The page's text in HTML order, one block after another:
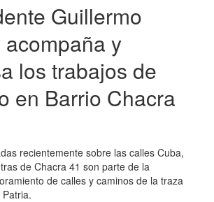
Guillermo
y
los trabajos de
en Barrio Chacra
recientemente sobre las calles Cuba,
de Chacra 41 son parte de la
de calles y caminos de la traza